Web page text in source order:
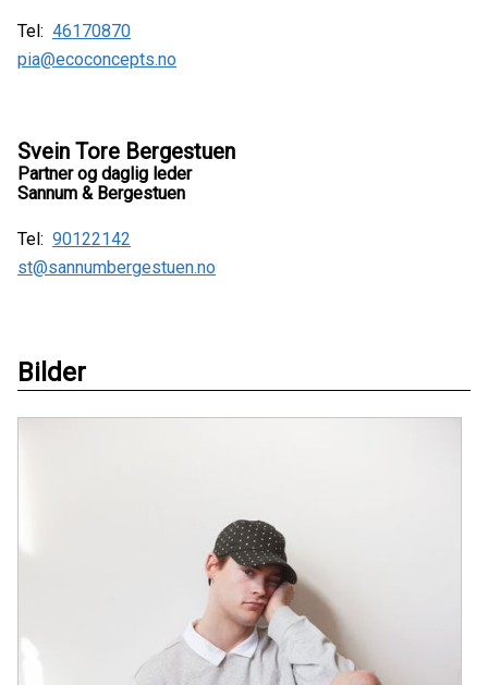
Tel: 46170870
pia@ecoconcepts.no
Svein Tore Bergestuen
Partner og daglig leder
Sannum & Bergestuen
Tel: 90122142
st@sannumbergestuen.no
Bilder